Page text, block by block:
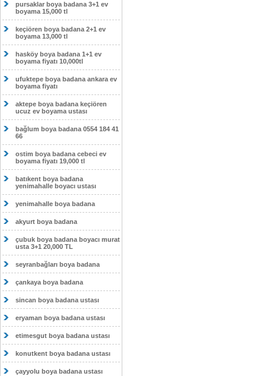
pursaklar boya badana 3+1 ev
boyama 15,000 tl
keçiören boya badana 2+1 ev
boyama 13,000 tl
hasköy boya badana 1+1 ev
boyama fiyatı 10,000tl
ufuktepe boya badana ankara ev
boyama fiyatı
aktepe boya badana keçiören
ucuz ev boyama ustası
bağlum boya badana 0554 184 41
66
ostim boya badana cebeci ev
boyama fiyatı 19,000 tl
batıkent boya badana
yenimahalle boyacı ustası
yenimahalle boya badana
akyurt boya badana
çubuk boya badana boyacı murat
usta 3+1 20,000 TL
seyranbağları boya badana
çankaya boya badana
sincan boya badana ustası
eryaman boya badana ustası
etimesgut boya badana ustası
konutkent boya badana ustası
çayyolu boya badana ustası